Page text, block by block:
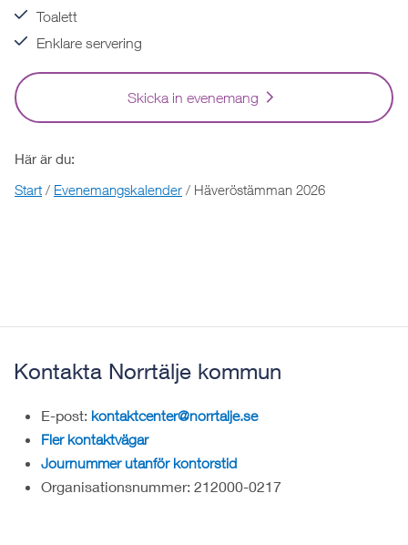
Toalett
Enklare servering
Skicka in evenemang
Här är du:
Start / Evenemangskalender / Häveröstämman 2026
Kontakta Norrtälje kommun
E-post: kontaktcenter@norrtalje.se
Fler kontaktvägar
Journummer utanför kontorstid
Organisationsnummer: 212000-0217